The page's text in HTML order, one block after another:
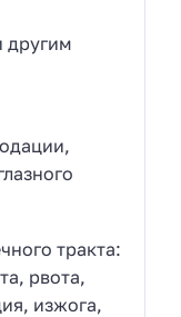
другим
тракта:
рвота,
изжога,